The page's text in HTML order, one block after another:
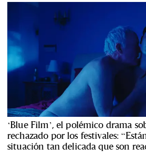
‘Blue Film’, el polémico drama
rechazado por los festivales:
situación tan delicada que son